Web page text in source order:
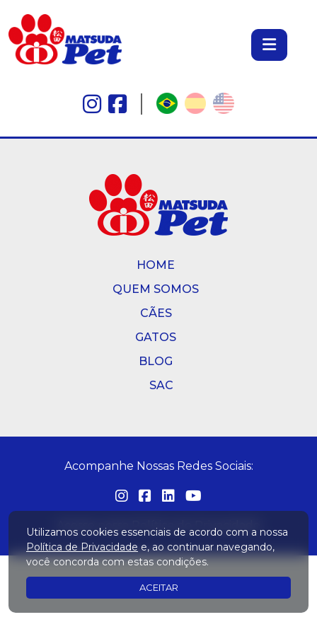
HOME
QUEM SOMOS
CÃES
GATOS
BLOG
SAC
Acompanhe Nossas Redes Sociais:
Acesse nossa Política de Privacidade
Utilizamos cookies essenciais de acordo com a nossa
Política de Privacidade e, ao continuar navegando,
você concorda com estas condições.
ACEITAR